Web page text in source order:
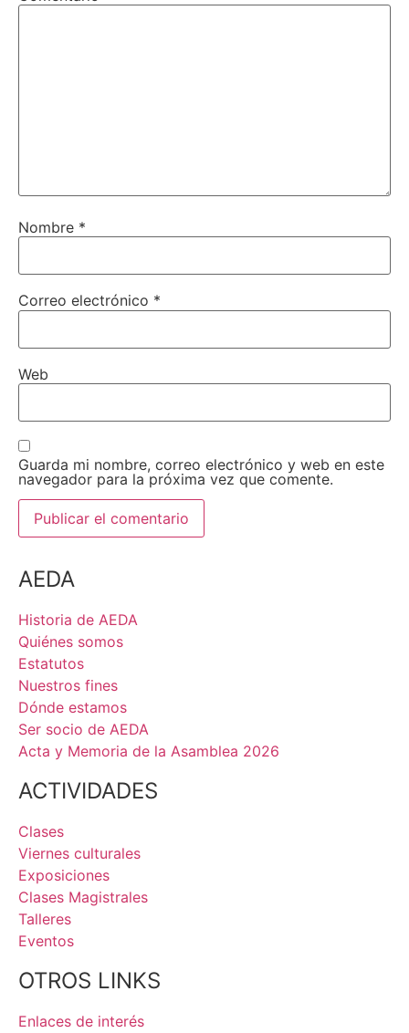
Nombre *
Correo electrónico *
Web
Guarda mi nombre, correo electrónico y web en este
navegador para la próxima vez que comente.
AEDA
Historia de AEDA
Quiénes somos
Estatutos
Nuestros fines
Dónde estamos
Ser socio de AEDA
Acta y Memoria de la Asamblea 2026
ACTIVIDADES
Clases
Viernes culturales
Exposiciones
Clases Magistrales
Talleres
Eventos
OTROS LINKS
Enlaces de interés